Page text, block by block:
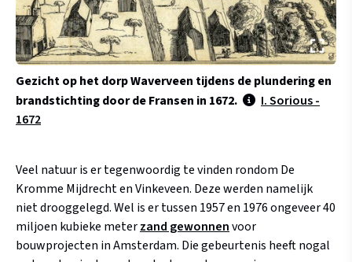
Gezicht op het dorp Waverveen tijdens de plundering en
brandstichting door de Fransen in 1672.
I. Sorious -
1672
Veel natuur is er tegenwoordig te vinden rondom De
Kromme Mijdrecht en Vinkeveen. Deze werden namelijk
niet drooggelegd. Wel is er tussen 1957 en 1976 ongeveer 40
miljoen kubieke meterzand gewonnenvoor
bouwprojecten in Amsterdam. Die gebeurtenis heeft nogal